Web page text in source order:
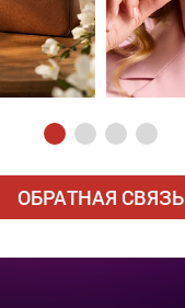
ОБРАТНАЯ СВЯЗЬ